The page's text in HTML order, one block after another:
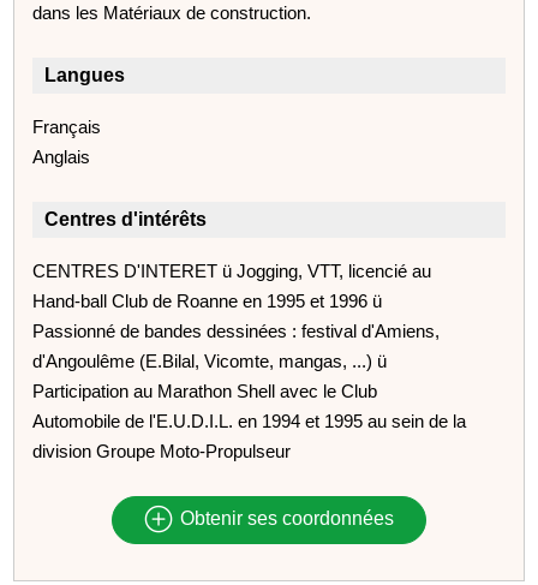
dans les Matériaux de construction.
Langues
Français
Anglais
Centres d'intérêts
CENTRES D'INTERET ü Jogging, VTT, licencié au
Hand-ball Club de Roanne en 1995 et 1996 ü
Passionné de bandes dessinées : festival d'Amiens,
d'Angoulême (E.Bilal, Vicomte, mangas, ...) ü
Participation au Marathon Shell avec le Club
Automobile de l'E.U.D.I.L. en 1994 et 1995 au sein de la
division Groupe Moto-Propulseur
Obtenir ses coordonnées